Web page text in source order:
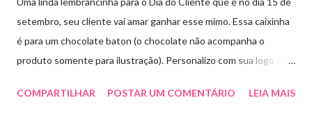
setembro, seu cliente vai amar ganhar esse mimo. Essa caixinha
é para um chocolate baton (o chocolate não acompanha o
produto somente para ilustração). Personalizo com sua logo ou
e orçamentos entre em contato whatsapp ou envie e-mail para
COMPARTILHAR POSTAR UM COMENTÁRIO LEIA MAIS